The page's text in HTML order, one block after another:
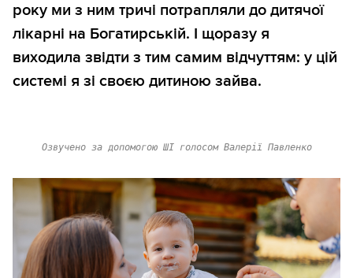
року ми з ним тричі потрапляли до дитячої
лікарні на Богатирській. І щоразу я
виходила звідти з тим самим відчуттям: у цій
системі я зі своєю дитиною зайва.
Озвучено за допомогою ШІ голосом Валерії Павленко